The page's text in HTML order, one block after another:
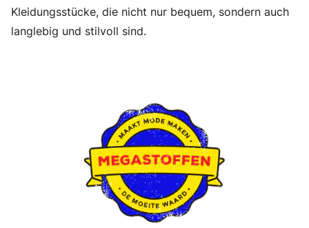
Kleidungsstücke, die nicht nur bequem, sondern auch
langlebig und stilvoll sind.